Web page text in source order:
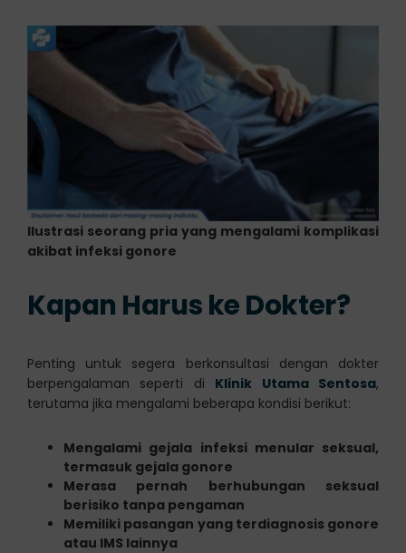
Ilustrasi seorang pria yang mengalami komplikasi
akibat infeksi gonore
Kapan Harus ke Dokter?
Penting untuk segera berkonsultasi dengan dokter
berpengalaman seperti di Klinik Utama Sentosa,
terutama jika mengalami beberapa kondisi berikut:
Mengalami gejala infeksi menular seksual,
termasuk gejala gonore
Merasa pernah berhubungan seksual
berisiko tanpa pengaman
Memiliki pasangan yang terdiagnosis gonore
atau IMS lainnya